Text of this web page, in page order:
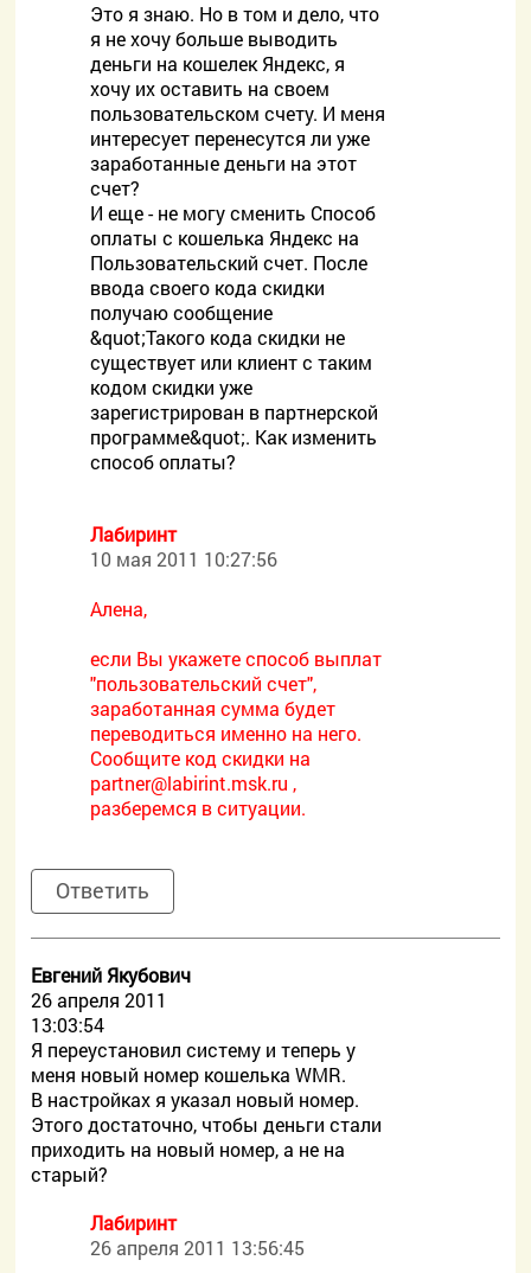
Это я знаю. Но в том и дело, что
я не хочу больше выводить
деньги на кошелек Яндекс, я
хочу их оставить на своем
пользовательском счету. И меня
интересует перенесутся ли уже
заработанные деньги на этот
счет?
И еще - не могу сменить Способ
оплаты с кошелька Яндекс на
Пользовательский счет. После
ввода своего кода скидки
получаю сообщение
&quot;Такого кода скидки не
существует или клиент с таким
кодом скидки уже
зарегистрирован в партнерской
программе&quot;. Как изменить
способ оплаты?
Лабиринт
10 мая 2011 10:27:56
Алена,
если Вы укажете способ выплат
"пользовательский счет",
заработанная сумма будет
переводиться именно на него.
Сообщите код скидки на
partner@labirint.msk.ru ,
разберемся в ситуации.
Ответить
Евгений Якубович
26 апреля 2011
13:03:54
Я переустановил систему и теперь у
меня новый номер кошелька WMR.
В настройках я указал новый номер.
Этого достаточно, чтобы деньги стали
приходить на новый номер, а не на
старый?
Лабиринт
26 апреля 2011 13:56:45